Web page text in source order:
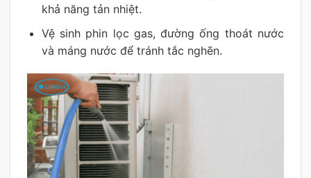
khả năng tản nhiệt.
Vệ sinh phin lọc gas, đường ống thoát nước
và máng nước để tránh tắc nghẽn.